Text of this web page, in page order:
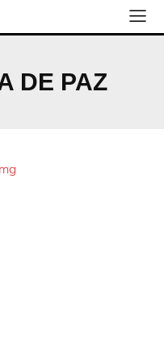
DE PAZ